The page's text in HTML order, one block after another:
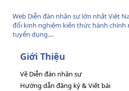
Web Diễn đàn nhân sự lớn nhất Việt
đổi kinh nghiệm kiến thức hành chính
tuyển dụng....
Giới Thiệu
Về Diễn đàn nhân sự
Hướng dẫn đăng ký & Viết bài